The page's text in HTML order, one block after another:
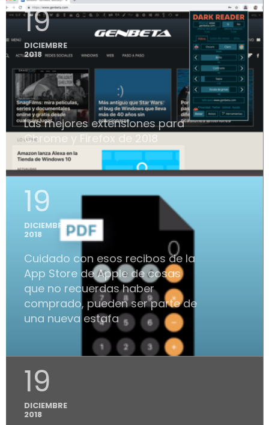
19
DICIEMBRE
2018
Las mejores extensiones para
Chrome y Firefox de 2018
19
DICIEMBRE
2018
Cuidado con esos recibos de la
App Store de Apple de cosas
que no recuerdas haber
comprado, pueden ser parte de
una nueva estafa
19
DICIEMBRE
2018